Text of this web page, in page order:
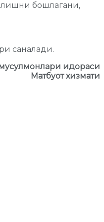
олишни бошлагани,
саналади.
идораси
Матбуот хизмати